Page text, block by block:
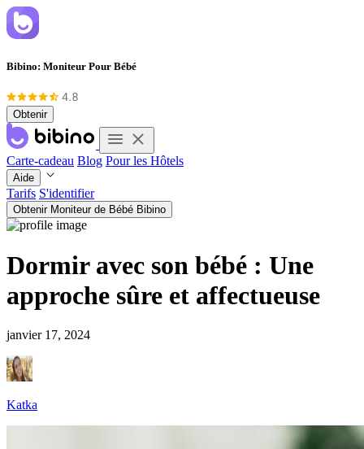
Bibino: Moniteur Pour Bébé
Obtenir
Carte-cadeau Blog Pour les Hôtels
Aide
Tarifs S'identifier
Obtenir Moniteur de Bébé Bibino
Dormir avec son bébé : Une
approche sûre et affectueuse
janvier 17, 2024
Katka